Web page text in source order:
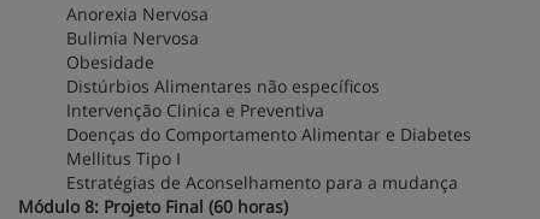
Anorexia Nervosa
Bulimia Nervosa
Obesidade
Distúrbios Alimentares não específicos
Intervenção Clinica e Preventiva
Doenças do Comportamento Alimentar e Diabetes
Mellitus Tipo I
Estratégias de Aconselhamento para a mudança
Módulo 8: Projeto Final (60 horas)